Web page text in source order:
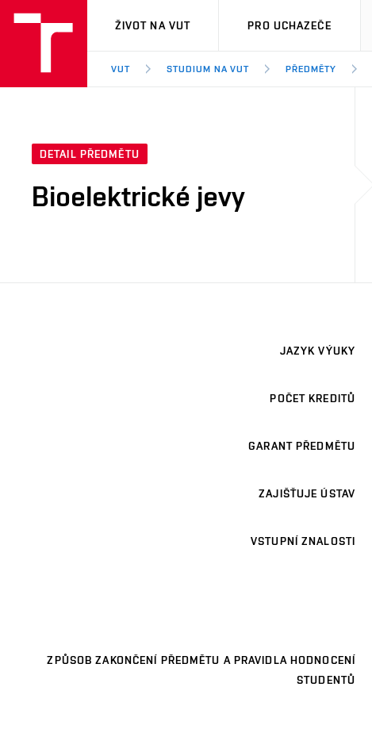
VUT
ŽIVOT NA VUT PRO UCHAZEČE
VUT STUDIUM NA VUT PŘEDMĚTY
DETAIL PŘEDMĚTU
Bioelektrické jevy
JAZYK VÝUKY
POČET KREDITŮ
GARANT PŘEDMĚTU
ZAJIŠŤUJE ÚSTAV
VSTUPNÍ ZNALOSTI
ZPŮSOB ZAKONČENÍ PŘEDMĚTU A PRAVIDLA HODNOCENÍ
STUDENTŮ